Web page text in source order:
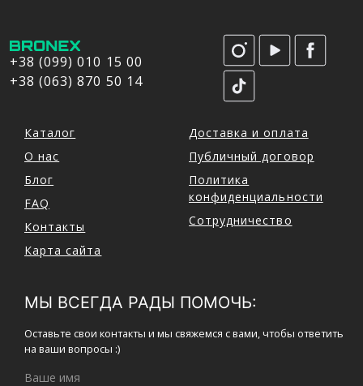
+38 (099) 010 15 00
+38 (063) 870 50 14
Каталог
О нас
Блог
FAQ
Контакты
Карта сайта
Доставка и оплата
Публичный договор
Политика
конфиденциальности
Сотрудничество
МЫ ВСЕГДА РАДЫ ПОМОЧЬ:
Оставьте свои контакты и мы свяжемся с вами, чтобы ответить
на ваши вопросы :)
Ваше имя